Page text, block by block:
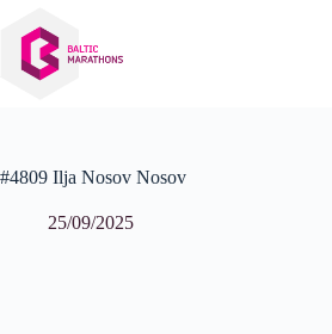
saturu
#4809 Ilja Nosov Nosov
25/09/2025